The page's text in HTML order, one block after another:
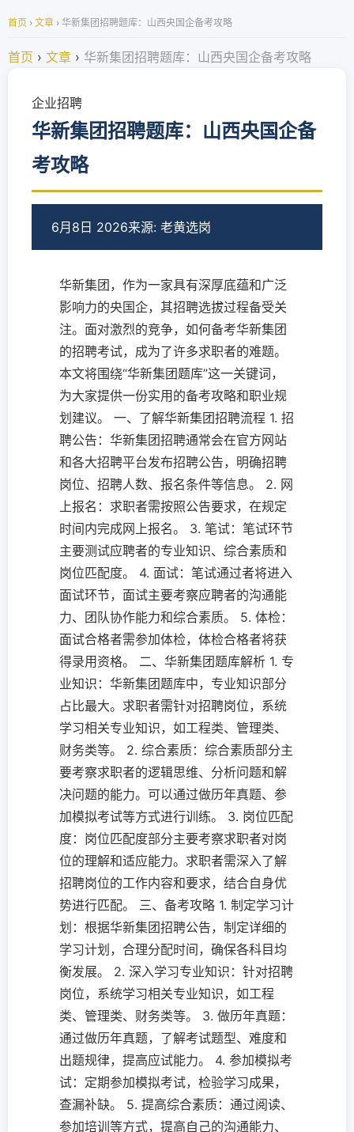
首页 › 文章 › 华新集团招聘题库：山西央国企备考攻略
首页 › 文章 › 华新集团招聘题库：山西央国企备考攻略
企业招聘
华新集团招聘题库：山西央国企备
考攻略
6月8日 2026来源: 老黄选岗
华新集团，作为一家具有深厚底蕴和广泛
影响力的央国企，其招聘选拔过程备受关
注。面对激烈的竞争，如何备考华新集团
的招聘考试，成为了许多求职者的难题。
本文将围绕“华新集团题库”这一关键词，
为大家提供一份实用的备考攻略和职业规
划建议。 一、了解华新集团招聘流程 1. 招
聘公告：华新集团招聘通常会在官方网站
和各大招聘平台发布招聘公告，明确招聘
岗位、招聘人数、报名条件等信息。 2. 网
上报名：求职者需按照公告要求，在规定
时间内完成网上报名。 3. 笔试：笔试环节
主要测试应聘者的专业知识、综合素质和
岗位匹配度。 4. 面试：笔试通过者将进入
面试环节，面试主要考察应聘者的沟通能
力、团队协作能力和综合素质。 5. 体检：
面试合格者需参加体检，体检合格者将获
得录用资格。 二、华新集团题库解析 1. 专
业知识：华新集团题库中，专业知识部分
占比最大。求职者需针对招聘岗位，系统
学习相关专业知识，如工程类、管理类、
财务类等。 2. 综合素质：综合素质部分主
要考察求职者的逻辑思维、分析问题和解
决问题的能力。可以通过做历年真题、参
加模拟考试等方式进行训练。 3. 岗位匹配
度：岗位匹配度部分主要考察求职者对岗
位的理解和适应能力。求职者需深入了解
招聘岗位的工作内容和要求，结合自身优
势进行匹配。 三、备考攻略 1. 制定学习计
划：根据华新集团招聘公告，制定详细的
学习计划，合理分配时间，确保各科目均
衡发展。 2. 深入学习专业知识：针对招聘
岗位，系统学习相关专业知识，如工程
类、管理类、财务类等。 3. 做历年真题：
通过做历年真题，了解考试题型、难度和
出题规律，提高应试能力。 4. 参加模拟考
试：定期参加模拟考试，检验学习成果，
查漏补缺。 5. 提高综合素质：通过阅读、
参加培训等方式，提高自己的沟通能力、